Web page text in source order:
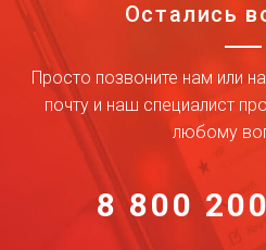
Остались
Просто позвоните нам или
почту и наш специалист
любому
8 800